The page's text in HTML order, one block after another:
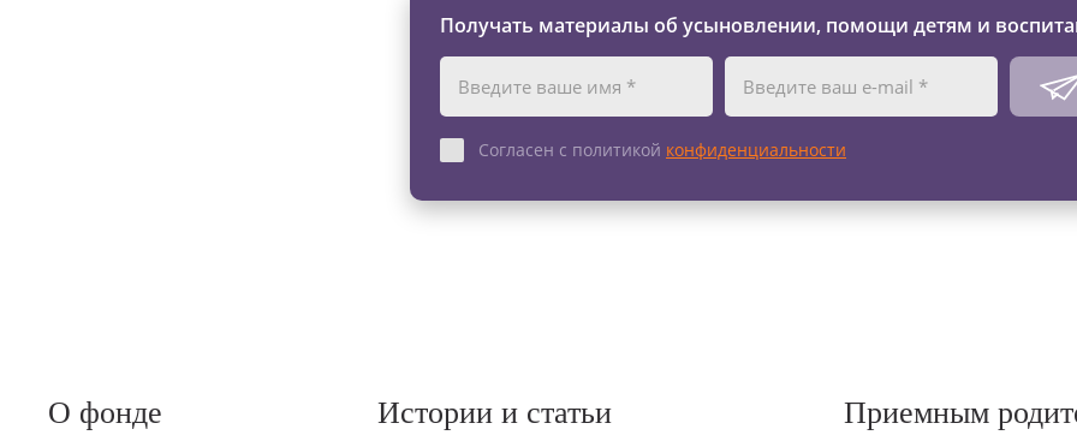
Получать материалы об усыновлении, помощи детям и
Согласен с политикой конфиденциальности
О фонде Истории и статьи Приемным